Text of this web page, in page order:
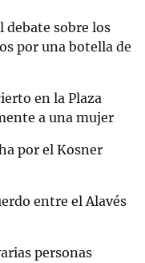
debate sobre los
por una botella de
en la Plaza
a una mujer
por el Kosner
entre el Alavés
personas